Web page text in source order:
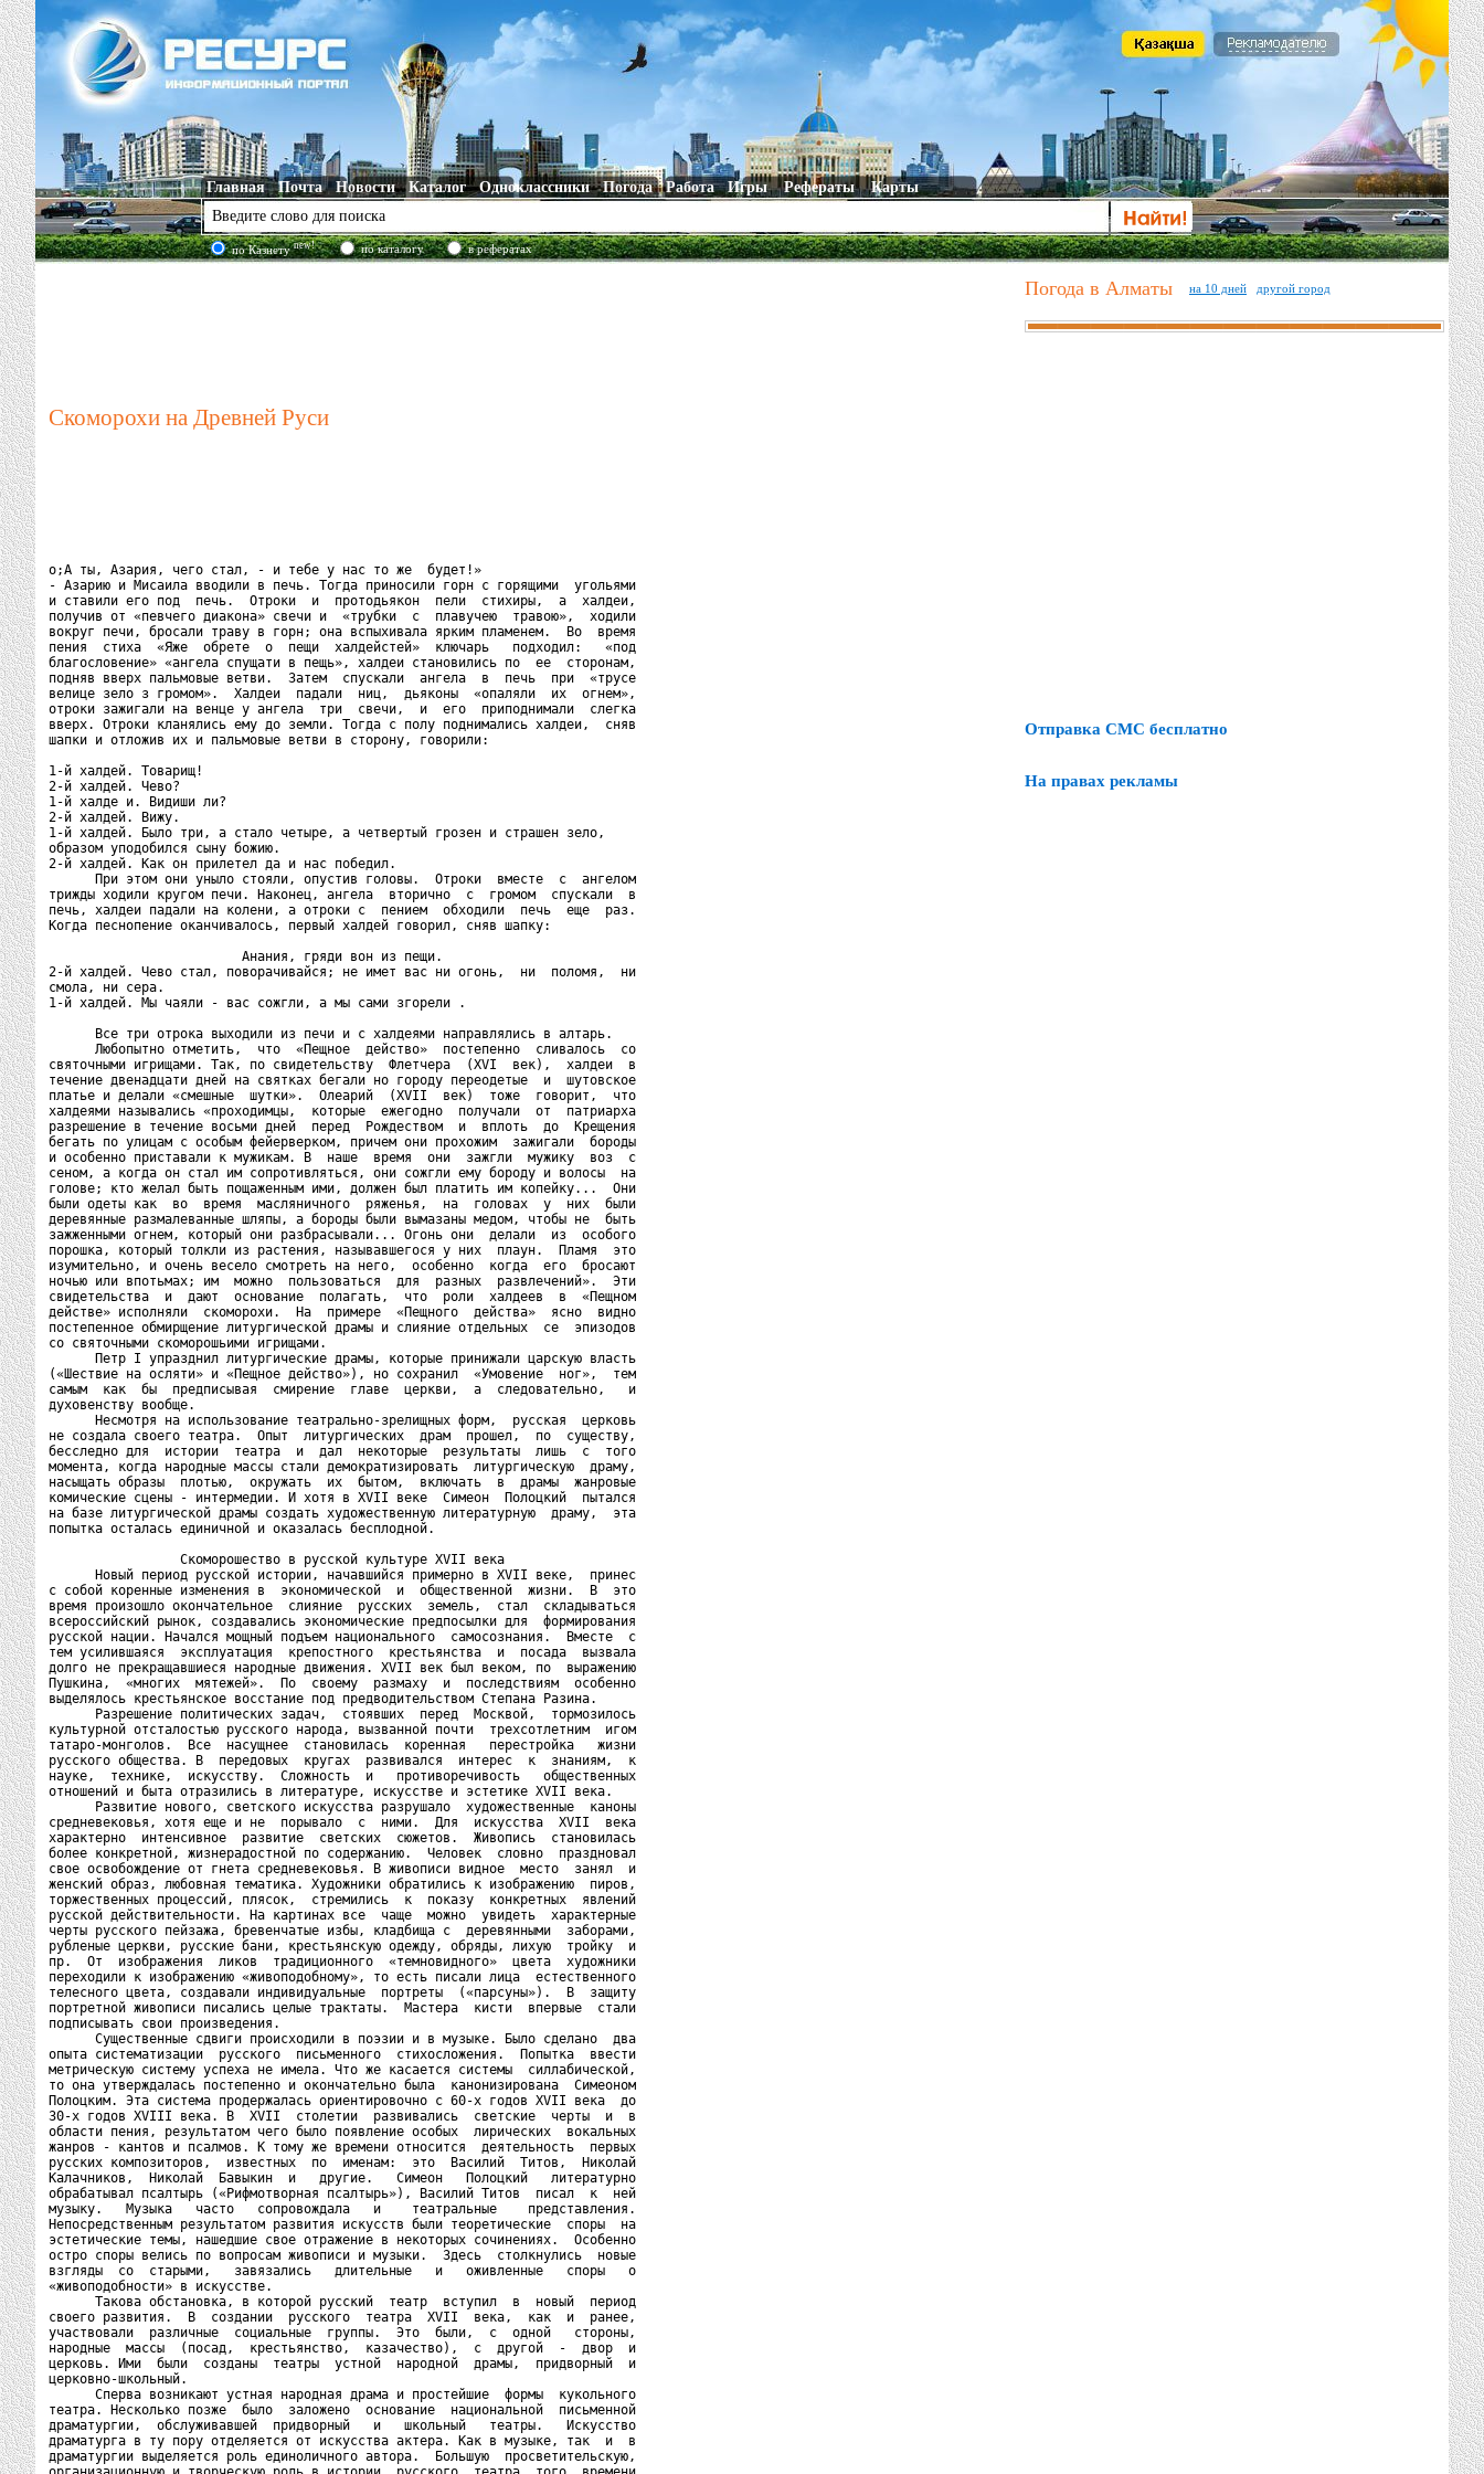
Главная Почта Новости Каталог Одноклассники Погода Работа Игры Рефераты Карты
по Казнетуnew! по каталогу в рефератах
Скоморохи на Древней Руси
o;А ты, Азария, чего стал, - и тебе у нас то же  будет!»
- Азарию и Мисаила вводили в печь. Тогда приносили горн с горящими  угольями
и ставили его под  печь.  Отроки  и  протодьякон  пели  стихиры,  а  халдеи,
получив от «певчего диакона» свечи и  «трубки  с  плавучею  травою»,  ходили
вокруг печи, бросали траву в горн; она вспыхивала ярким пламенем.  Во  время
пения  стиха  «Яже  обрете  о  пещи  халдейстей»  ключарь   подходил:   «под
благословение» «ангела спущати в пещь», халдеи становились по  ее  сторонам,
подняв вверх пальмовые ветви.  Затем  спускали  ангела  в  печь  при  «трусе
велице зело з громом».  Халдеи  падали  ниц,  дьяконы  «опаляли  их  огнем»,
отроки зажигали на венце у ангела  три  свечи,  и  его  приподнимали  слегка
вверх. Отроки кланялись ему до земли. Тогда с полу поднимались халдеи,  сняв
шапки и отложив их и пальмовые ветви в сторону, говорили:
1-й халдей. Товарищ!
2-й халдей. Чево?
1-й халде и. Видиши ли?
2-й халдей. Вижу.
1-й халдей. Было три, а стало четыре, а четвертый грозен и страшен зело,
образом уподобился сыну божию.
2-й халдей. Как он прилетел да и нас победил.
      При этом они уныло стояли, опустив головы.  Отроки  вместе  с  ангелом
трижды ходили кругом печи. Наконец, ангела  вторично  с  громом  спускали  в
печь, халдеи падали на колени, а отроки с  пением  обходили  печь  еще  раз.
Когда песнопение оканчивалось, первый халдей говорил, сняв шапку:
                         Анания, гряди вон из пещи.
2-й халдей. Чево стал, поворачивайся; не имет вас ни огонь,  ни  поломя,  ни
смола, ни сера.
1-й халдей. Мы чаяли - вас сожгли, а мы сами згорели .
      Все три отрока выходили из печи и с халдеями направлялись в алтарь.
      Любопытно отметить,  что  «Пещное  действо»  постепенно  сливалось  со
святочными игрищами. Так, по свидетельству  Флетчера  (XVI  век),  халдеи  в
течение двенадцати дней на святках бегали но городу переодетые  и  шутовское
платье и делали «смешные  шутки».  Олеарий  (XVII  век)  тоже  говорит,  что
халдеями назывались «проходимцы,  которые  ежегодно  получали  от  патриарха
разрешение в течение восьми дней  перед  Рождеством  и  вплоть  до  Крещения
бегать по улицам с особым фейерверком, причем они прохожим  зажигали  бороды
и особенно приставали к мужикам. В  наше  время  они  зажгли  мужику  воз  с
сеном, а когда он стал им сопротивляться, они сожгли ему бороду и волосы  на
голове; кто желал быть пощаженным ими, должен был платить им копейку...  Они
были одеты как  во  время  масляничного  ряженья,  на  головах  у  них  были
деревянные размалеванные шляпы, а бороды были вымазаны медом, чтобы не  быть
зажженными огнем, который они разбрасывали... Огонь они  делали  из  особого
порошка, который толкли из растения, называвшегося у них  плаун.  Пламя  это
изумительно, и очень весело смотреть на него,  особенно  когда  его  бросают
ночью или впотьмах; им  можно  пользоваться  для  разных  развлечений».  Эти
свидетельства  и  дают  основание  полагать,  что  роли  халдеев  в  «Пещном
действе» исполняли  скоморохи.  На  примере  «Пещного  действа»  ясно  видно
постепенное обмирщение литургической драмы и слияние отдельных  се  эпизодов
со святочными скоморошьими игрищами.
      Петр I упразднил литургические драмы, которые принижали царскую власть
(«Шествие на осляти» и «Пещное действо»), но сохранил  «Умовение  ног»,  тем
самым  как  бы  предписывая  смирение  главе  церкви,  а  следовательно,   и
духовенству вообще.
      Несмотря на использование театрально-зрелищных форм,  русская  церковь
не создала своего театра.  Опыт  литургических  драм  прошел,  по  существу,
бесследно для  истории  театра  и  дал  некоторые  результаты  лишь  с  того
момента, когда народные массы стали демократизировать  литургическую  драму,
насыщать образы  плотью,  окружать  их  бытом,  включать  в  драмы  жанровые
комические сцены - интермедии. И хотя в XVII веке  Симеон  Полоцкий  пытался
на базе литургической драмы создать художественную литературную  драму,  эта
попытка осталась единичной и оказалась бесплодной.
                 Скоморошество в русской культуре XVII века
      Новый период русской истории, начавшийся примерно в XVII веке,  принес
с собой коренные изменения в  экономической  и  общественной  жизни.  В  это
время произошло окончательное  слияние  русских  земель,  стал  складываться
всероссийский рынок, создавались экономические предпосылки для  формирования
русской нации. Начался мощный подъем национального  самосознания.  Вместе  с
тем усилившаяся  эксплуатация  крепостного  крестьянства  и  посада  вызвала
долго не прекращавшиеся народные движения. XVII век был веком, по  выражению
Пушкина,  «многих  мятежей».  По  своему  размаху  и  последствиям  особенно
выделялось крестьянское восстание под предводительством Степана Разина.
      Разрешение политических задач,  стоявших  перед  Москвой,  тормозилось
культурной отсталостью русского народа, вызванной почти  трехсотлетним  игом
татаро-монголов.  Все  насущнее  становилась  коренная   перестройка   жизни
русского общества. В  передовых  кругах  развивался  интерес  к  знаниям,  к
науке,  технике,  искусству.  Сложность  и   противоречивость   общественных
отношений и быта отразились в литературе, искусстве и эстетике XVII века.
      Развитие нового, светского искусства разрушало  художественные  каноны
средневековья, хотя еще и не  порывало  с  ними.  Для  искусства  XVII  века
характерно  интенсивное  развитие  светских  сюжетов.  Живопись  становилась
более конкретной, жизнерадостной по содержанию.  Человек  словно  праздновал
свое освобождение от гнета средневековья. В живописи видное  место  занял  и
женский образ, любовная тематика. Художники обратились к изображению  пиров,
торжественных процессий, плясок,  стремились  к  показу  конкретных  явлений
русской действительности. На картинах все  чаще  можно  увидеть  характерные
черты русского пейзажа, бревенчатые избы, кладбища с  деревянными  заборами,
рубленые церкви, русские бани, крестьянскую одежду, обряды, лихую  тройку  и
пр.  От  изображения  ликов  традиционного  «темновидного»  цвета  художники
переходили к изображению «живоподобному», то есть писали лица  естественного
телесного цвета, создавали индивидуальные  портреты  («парсуны»).  В  защиту
портретной живописи писались целые трактаты.  Мастера  кисти  впервые  стали
подписывать свои произведения.
      Существенные сдвиги происходили в поэзии и в музыке. Было сделано  два
опыта систематизации  русского  письменного  стихосложения.  Попытка  ввести
метрическую систему успеха не имела. Что же касается системы  силлабической,
то она утверждалась постепенно и окончательно была  канонизирована  Симеоном
Полоцким. Эта система продержалась ориентировочно с 60-х годов XVII века  до
30-х годов XVIII века. В  XVII  столетии  развивались  светские  черты  и  в
области пения, результатом чего было появление особых  лирических  вокальных
жанров - кантов и псалмов. К тому же времени относится  деятельность  первых
русских композиторов,  известных  по  именам:  это  Василий  Титов,  Николай
Калачников,  Николай  Бавыкин  и   другие.   Симеон   Полоцкий   литературно
обрабатывал псалтырь («Рифмотворная псалтырь»), Василий Титов  писал  к  ней
музыку.   Музыка   часто   сопровождала   и    театральные    представления.
Непосредственным результатом развития искусств были теоретические  споры  на
эстетические темы, нашедшие свое отражение в некоторых сочинениях.  Особенно
остро споры велись по вопросам живописи и музыки.  Здесь  столкнулись  новые
взгляды  со  старыми,   завязались   длительные   и   оживленные   споры   о
«живоподобности» в искусстве.
      Такова обстановка, в которой русский  театр  вступил  в  новый  период
своего развития.  В  создании  русского  театра  XVII  века,  как  и  ранее,
участвовали  различные  социальные  группы.  Это  были,  с  одной   стороны,
народные  массы  (посад,  крестьянство,  казачество),  с  другой  -  двор  и
церковь. Ими  были  созданы  театры  устной  народной  драмы,  придворный  и
церковно-школьный.
      Сперва возникают устная народная драма и простейшие  формы  кукольного
театра. Несколько позже  было  заложено  основание  национальной  письменной
драматургии,  обслуживавшей  придворный   и   школьный   театры.   Искусство
драматурга в ту пору отделяется от искусства актера. Как в музыке, так  и  в
драматургии выделяется роль единоличного автора.  Большую  просветительскую,
Погода в Алматы на 10 дней другой город
Отправка СМС бесплатно
На правах рекламы